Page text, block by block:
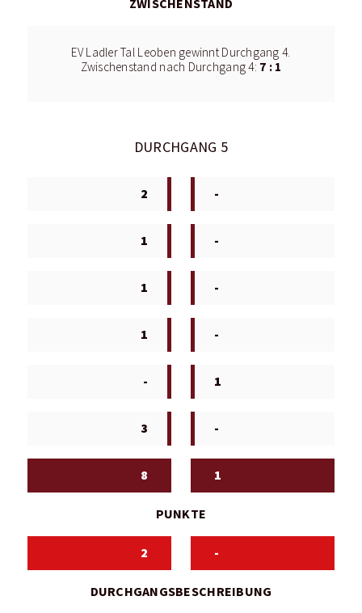
ZWISCHENSTAND
EV Ladler Tal Leoben gewinnt Durchgang 4.
Zwischenstand nach Durchgang 4: 7 : 1
DURCHGANG 5
2 -
1 -
1 -
1 -
- 1
3 -
8 1
PUNKTE
2 -
DURCHGANGSBESCHREIBUNG